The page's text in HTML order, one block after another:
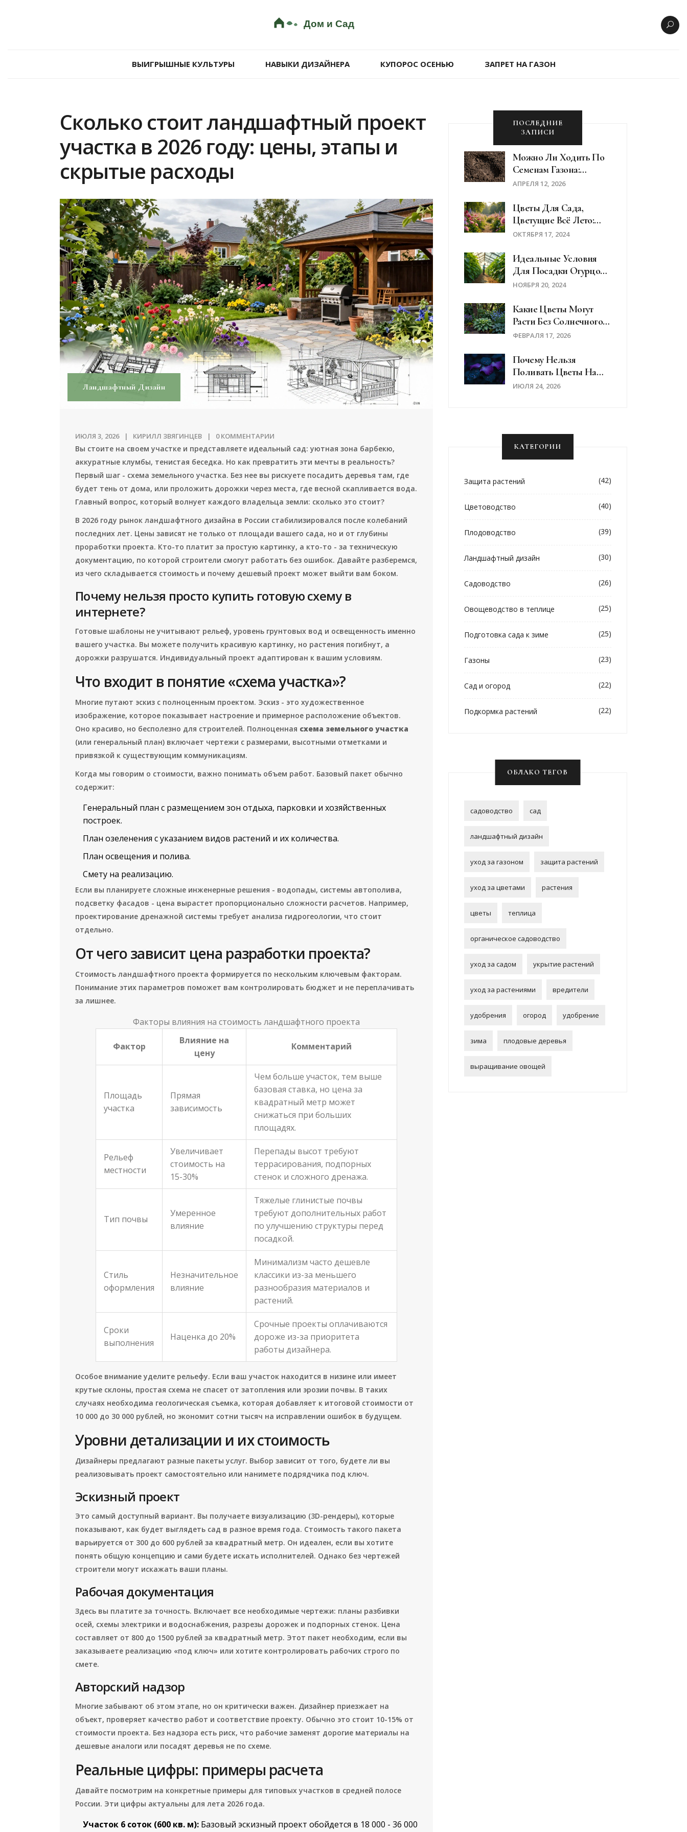
ВЫИГРЫШНЫЕ КУЛЬТУРЫ НАВЫКИ ДИЗАЙНЕРА КУПОРОС ОСЕНЬЮ ЗАПРЕТ НА ГАЗОН
Сколько стоит ландшафтный проект
участка в 2026 году: цены, этапы и
скрытые расходы
Ландшафтный Дизайн
ИЮЛЯ 3, 2026 КИРИЛЛ ЗВЯГИНЦЕВ 0 КОММЕНТАРИИ
Вы стоите на своем участке и представляете идеальный сад: уютная зона барбекю,
аккуратные клумбы, тенистая беседка. Но как превратить эти мечты в реальность?
Первый шаг - схема земельного участка. Без нее вы рискуете посадить деревья там, где
будет тень от дома, или проложить дорожки через места, где весной скапливается вода.
Главный вопрос, который волнует каждого владельца земли: сколько это стоит?
В 2026 году рынок ландшафтного дизайна в России стабилизировался после колебаний
последних лет. Цены зависят не только от площади вашего сада, но и от глубины
проработки проекта. Кто-то платит за простую картинку, а кто-то - за техническую
документацию, по которой строители смогут работать без ошибок. Давайте разберемся,
из чего складывается стоимость и почему дешевый проект может выйти вам боком.
Почему нельзя просто купить готовую схему в
интернете?
Готовые шаблоны не учитывают рельеф, уровень грунтовых вод и освещенность именно
вашего участка. Вы можете получить красивую картинку, но растения погибнут, а
дорожки разрушатся. Индивидуальный проект адаптирован к вашим условиям.
Что входит в понятие «схема участка»?
Многие путают эскиз с полноценным проектом. Эскиз - это художественное
изображение, которое показывает настроение и примерное расположение объектов.
Оно красиво, но бесполезно для строителей. Полноценная схема земельного участка
(или генеральный план) включает чертежи с размерами, высотными отметками и
привязкой к существующим коммуникациям.
Когда мы говорим о стоимости, важно понимать объем работ. Базовый пакет обычно
содержит:
Генеральный план с размещением зон отдыха, парковки и хозяйственных
построек.
План озеленения с указанием видов растений и их количества.
План освещения и полива.
Смету на реализацию.
Если вы планируете сложные инженерные решения - водопады, системы автополива,
подсветку фасадов - цена вырастет пропорционально сложности расчетов. Например,
проектирование дренажной системы требует анализа гидрогеологии, что стоит
отдельно.
От чего зависит цена разработки проекта?
Стоимость ландшафтного проекта формируется по нескольким ключевым факторам.
Понимание этих параметров поможет вам контролировать бюджет и не переплачивать
за лишнее.
Факторы влияния на стоимость ландшафтного проекта
Фактор
Влияние на
цену
Комментарий
Площадь
участка
Прямая
зависимость
Чем больше участок, тем выше
базовая ставка, но цена за
квадратный метр может
снижаться при больших
площадях.
Рельеф
местности
Увеличивает
стоимость на
15-30%
Перепады высот требуют
террасирования, подпорных
стенок и сложного дренажа.
Тип почвы
Умеренное
влияние
Тяжелые глинистые почвы
требуют дополнительных работ
по улучшению структуры перед
посадкой.
Стиль
оформления
Незначительное
влияние
Минимализм часто дешевле
классики из-за меньшего
разнообразия материалов и
растений.
Сроки
выполнения
Наценка до 20%
Срочные проекты оплачиваются
дороже из-за приоритета
работы дизайнера.
Особое внимание уделите рельефу. Если ваш участок находится в низине или имеет
крутые склоны, простая схема не спасет от затопления или эрозии почвы. В таких
случаях необходима геологическая съемка, которая добавляет к итоговой стоимости от
10 000 до 30 000 рублей, но экономит сотни тысяч на исправлении ошибок в будущем.
Уровни детализации и их стоимость
Дизайнеры предлагают разные пакеты услуг. Выбор зависит от того, будете ли вы
реализовывать проект самостоятельно или нанимете подрядчика под ключ.
Эскизный проект
Это самый доступный вариант. Вы получаете визуализацию (3D-рендеры), которые
показывают, как будет выглядеть сад в разное время года. Стоимость такого пакета
варьируется от 300 до 600 рублей за квадратный метр. Он идеален, если вы хотите
понять общую концепцию и сами будете искать исполнителей. Однако без чертежей
строители могут искажать ваши планы.
Рабочая документация
Здесь вы платите за точность. Включает все необходимые чертежи: планы разбивки
осей, схемы электрики и водоснабжения, разрезы дорожек и подпорных стенок. Цена
составляет от 800 до 1500 рублей за квадратный метр. Этот пакет необходим, если вы
заказываете реализацию «под ключ» или хотите контролировать рабочих строго по
смете.
Авторский надзор
Многие забывают об этом этапе, но он критически важен. Дизайнер приезжает на
объект, проверяет качество работ и соответствие проекту. Обычно это стоит 10-15% от
стоимости проекта. Без надзора есть риск, что рабочие заменят дорогие материалы на
дешевые аналоги или посадят деревья не по схеме.
Реальные цифры: примеры расчета
Давайте посмотрим на конкретные примеры для типовых участков в средней полосе
России. Эти цифры актуальны для лета 2026 года.
Участок 6 соток (600 кв. м): Базовый эскизный проект обойдется в 18 000 - 36 000
ПОСЛЕДНИЕ
ЗАПИСИ
Можно Ли Ходить По
Семенам Газона:
Последствия И
АПРЕЛЯ 12, 2026
Цветы Для Сада,
Цветущие Всё Лето:
Советы По Выбору И
ОКТЯБРЯ 17, 2024
Идеальные Условия
Для Посадки Огурцов:
Солнце Или Тень?
НОЯБРЯ 20, 2024
Какие Цветы Могут
Расти Без Солнечного
Света:
Растения Для Тенистых
Участков
ФЕВРАЛЯ 17, 2026
Почему Нельзя
Поливать Цветы На
Ночь: Мифы И
ИЮЛЯ 24, 2026
КАТЕГОРИИ
Защита растений (42)
Цветоводство (40)
Плодоводство (39)
Ландшафтный дизайн (30)
Садоводство (26)
Овощеводство в теплице (25)
Подготовка сада к зиме (25)
Газоны (23)
Сад и огород (22)
Подкормка растений (22)
ОБЛАКО ТЕГОВ
садоводство сад
ландшафтный дизайн
уход за газоном защита растений
уход за цветами растения
цветы теплица
органическое садоводство
уход за садом укрытие растений
уход за растениями вредители
удобрения огород удобрение
зима плодовые деревья
выращивание овощей